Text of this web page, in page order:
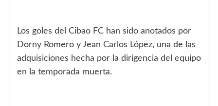
Los goles del Cibao FC han sido anotados por
Dorny Romero y Jean Carlos López, una de las
adquisiciones hecha por la dirigencia del equipo
en la temporada muerta.